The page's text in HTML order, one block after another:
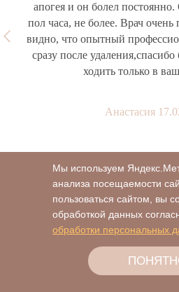
апогея и он болел постоянно.
пол часа, не более. Врач
видно, что опытный
сразу после
ходить только в
Анастасия
ВОПРОС -
Damon Q — это
ФАБРИКА УЛЫБОК:
Мы используем
анализа посещаемости
пользоваться сайтом, вы
обработкой данных
обработки персональных